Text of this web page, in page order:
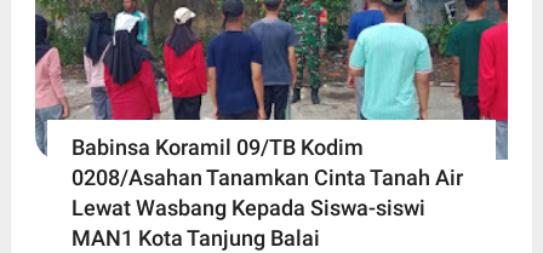
Babinsa Koramil 09/TB Kodim
0208/Asahan Tanamkan Cinta Tanah Air
Lewat Wasbang Kepada Siswa-siswi
MAN1 Kota Tanjung Balai